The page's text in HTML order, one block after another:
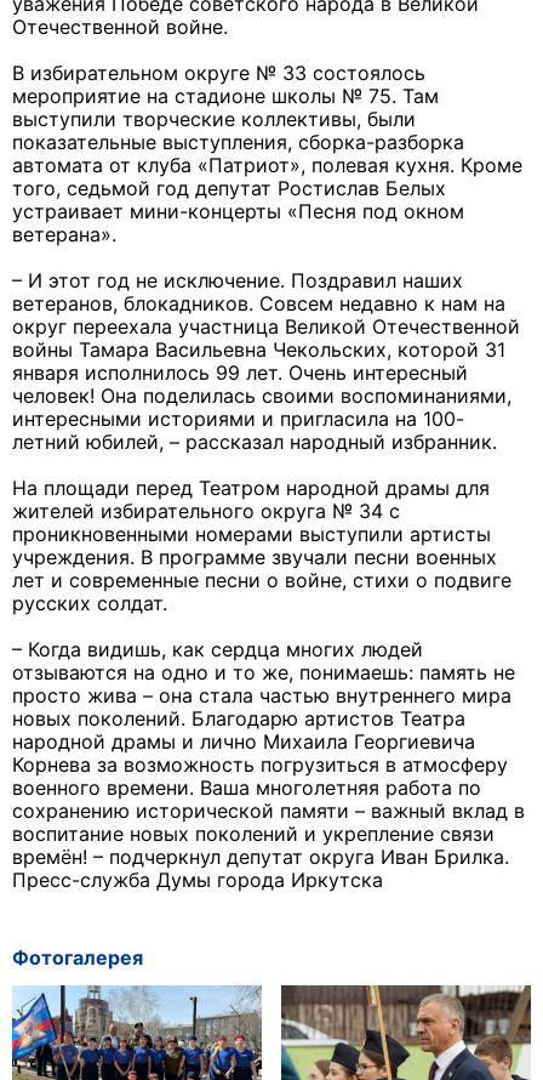
Отечественной войне.
В избирательном округе № 33 состоялось
мероприятие на стадионе школы № 75. Там
выступили творческие коллективы, были
показательные выступления, сборка-разборка
автомата от клуба «Патриот», полевая кухня. Кроме
того, седьмой год депутат Ростислав Белых
устраивает мини-концерты «Песня под окном
ветерана».
– И этот год не исключение. Поздравил наших
ветеранов, блокадников. Совсем недавно к нам на
округ переехала участница Великой Отечественной
войны Тамара Васильевна Чекольских, которой 31
января исполнилось 99 лет. Очень интересный
человек! Она поделилась своими воспоминаниями,
интересными историями и пригласила на 100-
летний юбилей, – рассказал народный избранник.
На площади перед Театром народной драмы для
жителей избирательного округа № 34 с
проникновенными номерами выступили артисты
учреждения. В программе звучали песни военных
лет и современные песни о войне, стихи о подвиге
русских солдат.
– Когда видишь, как сердца многих людей
отзываются на одно и то же, понимаешь: память не
просто жива – она стала частью внутреннего мира
новых поколений. Благодарю артистов Театра
народной драмы и лично Михаила Георгиевича
Корнева за возможность погрузиться в атмосферу
военного времени. Ваша многолетняя работа по
сохранению исторической памяти – важный вклад в
воспитание новых поколений и укрепление связи
времён! – подчеркнул депутат округа Иван Брилка.
Пресс-служба Думы города Иркутска
Фотогалерея